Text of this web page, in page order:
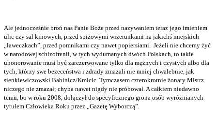
Ale jednocześnie broń nas Panie Boże przed nazywaniem teraz jego imieniem
ulic czy sal kinowych, przed spiżowymi wizerunkami na jakichś miejskich
„ławeczkach”, przed pomnikami czy nawet popiersiami. Jeżeli nie chcemy żyć
w narodowej schizofrenii, w tych wydumanych dwóch Polskach, to takie
uhonorowanie musi być zarezerwowane tylko dla mężnych i czystych albo dla
tych, którzy swe bezeceństwa i zdrady zmazali nie mniej chwalebnie, jak
sienkiewiczowski Babinicz/Kmicic. Tymczasem czterokrotnie żonaty Mistrz
niczego nie zmazał; chyba nawet nigdy nie próbował. A całkiem niedawno
temu, bo w roku 2008, dołączył do specyficznego grona osób wyróżnianych
tytułem Człowieka Roku przez „Gazetę Wyborczą”.